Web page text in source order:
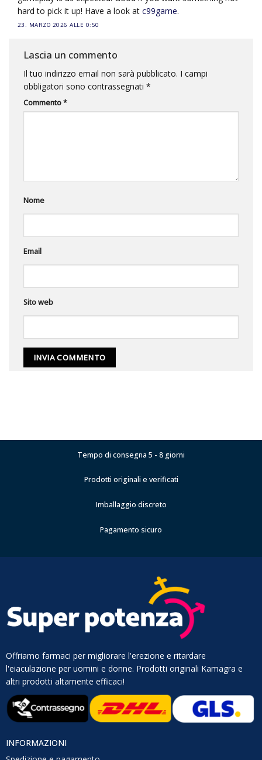
hard to pick it up! Have a look at c99game.
23. MARZO 2026 ALLE 0:50
Lascia un commento
Il tuo indirizzo email non sarà pubblicato. I campi
obbligatori sono contrassegnati *
Commento*
Nome
Email
Sito web
Tempo di consegna 5 - 8 giorni
Prodotti originali e verificati
Imballaggio discreto
Pagamento sicuro
Offriamo farmaci per migliorare l'erezione e ritardare
l'eiaculazione per uomini e donne. Prodotti originali Kamagra e
altri prodotti altamente efficaci!
INFORMAZIONI